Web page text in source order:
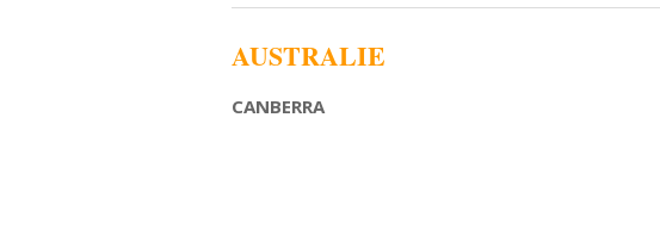
AUSTRALIE
CANBERRA